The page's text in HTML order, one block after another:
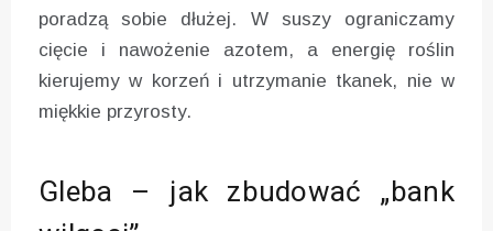
poradzą sobie dłużej. W suszy ograniczamy
cięcie i nawożenie azotem, a energię roślin
kierujemy w korzeń i utrzymanie tkanek, nie w
miękkie przyrosty.
Gleba – jak zbudować „bank